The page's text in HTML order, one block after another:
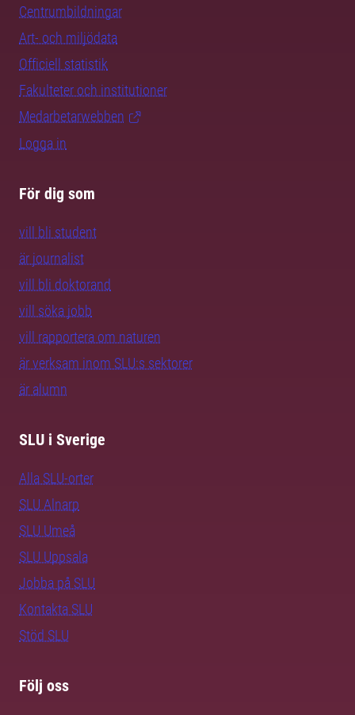
Centrumbildningar
Art- och miljödata
Officiell statistik
Fakulteter och institutioner
Medarbetarwebben
Logga in
För dig som
vill bli student
är journalist
vill bli doktorand
vill söka jobb
vill rapportera om naturen
är verksam inom SLU:s sektorer
är alumn
SLU i Sverige
Alla SLU-orter
SLU Alnarp
SLU Umeå
SLU Uppsala
Jobba på SLU
Kontakta SLU
Stöd SLU
Följ oss